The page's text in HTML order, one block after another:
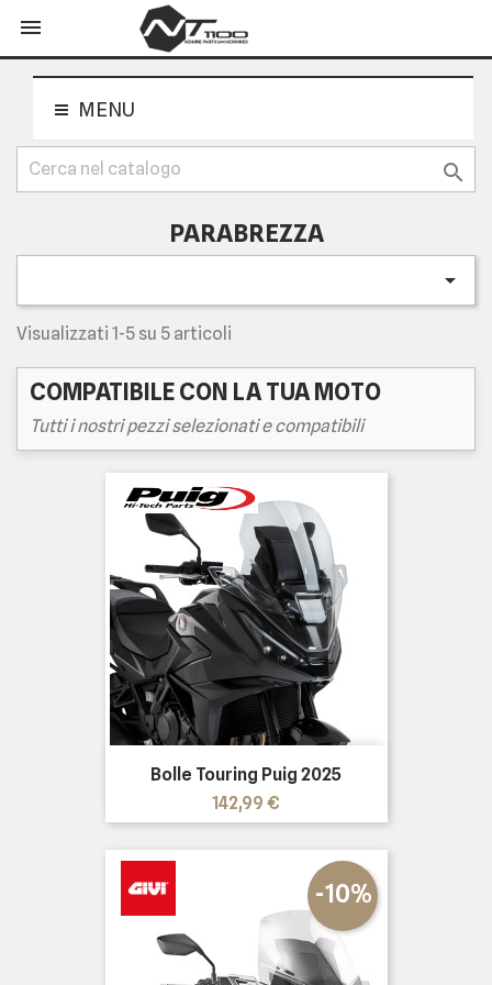

MENU

PARABREZZA

Visualizzati 1-5 su 5 articoli
COMPATIBILE CON LA TUA MOTO
Tutti i nostri pezzi selezionati e compatibili
Bolle Touring Puig 2025
Prezzo
142,99 €
-10%